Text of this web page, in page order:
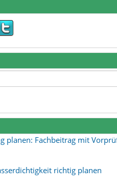
planen: Fachbeitrag mit
richtig planen